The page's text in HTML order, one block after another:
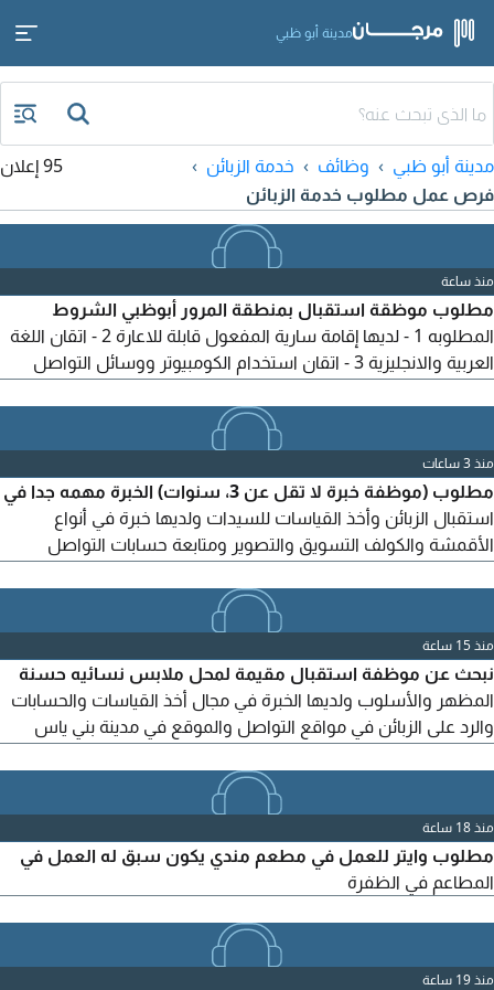
مدينة أبو ظبي
مدينة أبو ظبي وظائف
خدمة الزبائن
فرص عمل مطلوب خدمة الزبائن
95 إعلان
منذ ساعة
مطلوب موظقة استقبال بمنطقة المرور أبوظبي الشروط
المطلوبه 1 - لديها إقامة سارية المفعول قابلة للاعارة 2 - اتقان اللغة
العربية والانجليزية 3 - اتقان استخدام الكومبيوتر ووسائل التواصل
منذ 3 ساعات
مطلوب (موظفة خبرة لا تقل عن 3، سنوات) الخبرة مهمه جدا في
استقبال الزبائن وأخذ القياسات للسيدات ولديها خبرة في أنواع
الأقمشة والكولف التسويق والتصوير ومتابعة حسابات التواصل
الراتب 2500 درهم مقطوع الوظيفة بمدينة أبوظبي بني ياس سوق
بني ياس أرجو قراءة المتطلبات بتمعن وفهم المطلوب ومن بعد
التواصل
منذ 15 ساعة
نبحث عن موظفة استقبال مقيمة لمحل ملابس نسائيه حسنة
المظهر والأسلوب ولديها الخبرة في مجال أخذ القياسات والحسابات
والرد على الزبائن في مواقع التواصل والموقع في مدينة بني ياس
منذ 18 ساعة
مطلوب وايتر للعمل في مطعم مندي يكون سبق له العمل في
المطاعم في الظفرة
منذ 19 ساعة